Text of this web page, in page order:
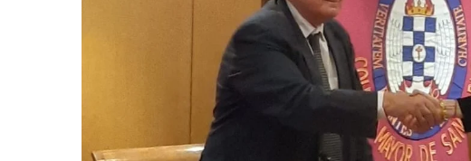
Hit enter to search or ESC to close